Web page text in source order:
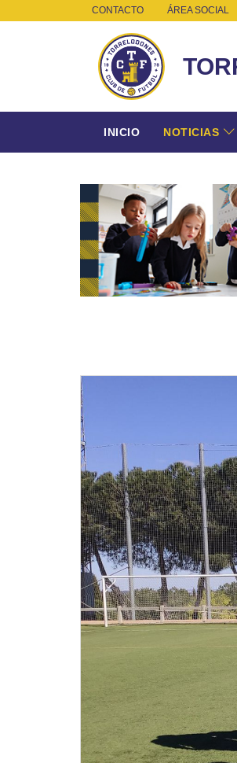
CONTACTO ÁREA SOCIAL
INICIO NOTICIAS